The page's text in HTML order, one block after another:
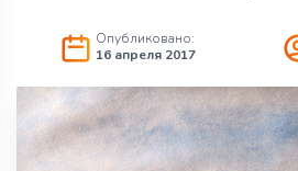
Опубликовано:
16 апреля 2017